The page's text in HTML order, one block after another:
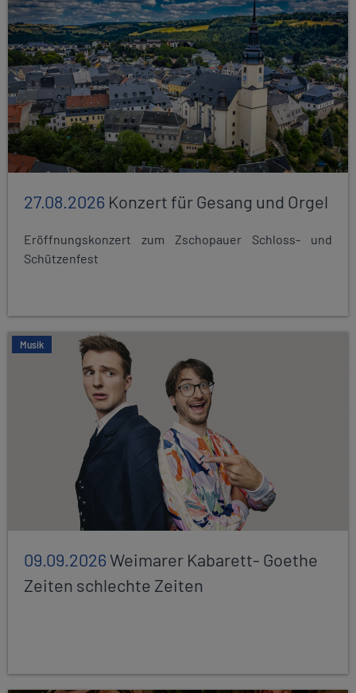
27.08.2026 Konzert für Gesang und Orgel
Eröffnungskonzert zum Zschopauer Schloss- und
Schützenfest
Musik
09.09.2026Weimarer Kabarett- Goethe
Zeiten schlechte Zeiten